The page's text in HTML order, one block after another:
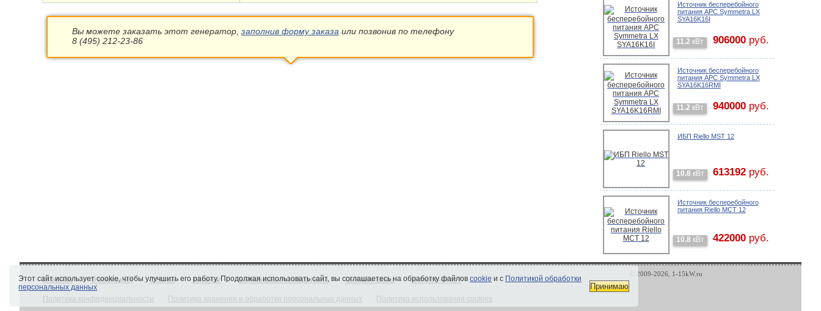
Вы можете заказать этот генератор,заполнив форму заказа или позвонив по телефону
8 (495) 212-23-86
Источник бесперебойного
питания APC Symmetra LX
SYA16K16I
11.2 кВт 906000руб.
Источник бесперебойного
питания APC Symmetra LX
SYA16K16RMI
11.2 кВт 940000руб.
ИБП Riello MST 12
10.8 кВт 613192руб.
Источник бесперебойного
питания Riello MCT 12
10.8 кВт 422000руб.
© 2009-2026, 1-15kW.ru
Главная О компании Статьи Каталог Бензиновые генераторы Онлайн-заказ Вопрос-ответ
Политика конфиденциальности Политика хранения и обработки персональных данных Политика использования cookies
Этот сайт использует cookie, чтобы улучшить его работу. Продолжая использовать сайт, вы соглашаетесь на обработку файлов cookie и с Политикой обработки
персональных данных